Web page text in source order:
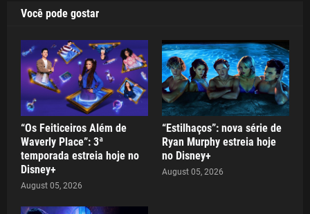
Você pode gostar
“Os Feiticeiros Além de
Waverly Place”: 3ª
temporada estreia hoje no
Disney+
August 05, 2026
“Estilhaços”: nova série de
Ryan Murphy estreia hoje
no Disney+
August 05, 2026